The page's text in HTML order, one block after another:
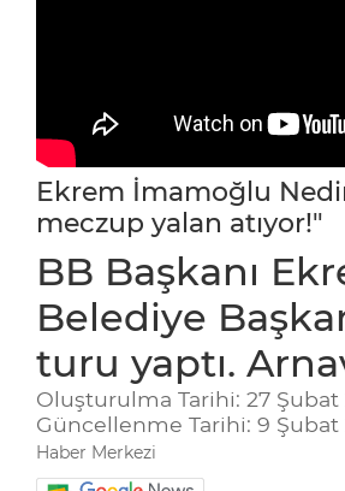
Ekrem İmamoğlu
meczup yalan atıyor!"
BB Başkanı
Belediye
turu yaptı.
Oluşturulma Tarihi: 27 Şubat
Güncellenme Tarihi: 9 Şubat
Haber Merkezi